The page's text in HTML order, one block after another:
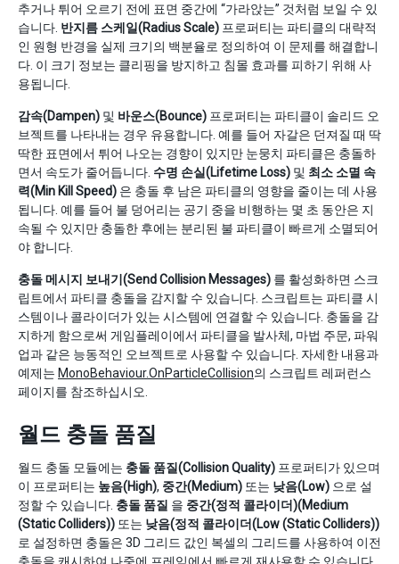
추거나 튀어 오르기 전에 표면 중간에 “가라앉는” 것처럼 보일 수 있
습니다. 반지름 스케일(Radius Scale) 프로퍼티는 파티클의 대략적
인 원형 반경을 실제 크기의 백분율로 정의하여 이 문제를 해결합니
다. 이 크기 정보는 클리핑을 방지하고 침몰 효과를 피하기 위해 사
용됩니다.
감속(Dampen) 및 바운스(Bounce) 프로퍼티는 파티클이 솔리드 오
브젝트를 나타내는 경우 유용합니다. 예를 들어 자갈은 던져질 때 딱
딱한 표면에서 튀어 나오는 경향이 있지만 눈뭉치 파티클은 충돌하
면서 속도가 줄어듭니다. 수명 손실(Lifetime Loss) 및 최소 소멸 속
력(Min Kill Speed) 은 충돌 후 남은 파티클의 영향을 줄이는 데 사용
됩니다. 예를 들어 불 덩어리는 공기 중을 비행하는 몇 초 동안은 지
속될 수 있지만 충돌한 후에는 분리된 불 파티클이 빠르게 소멸되어
야 합니다.
충돌 메시지 보내기(Send Collision Messages) 를 활성화하면 스크
립트에서 파티클 충돌을 감지할 수 있습니다. 스크립트는 파티클 시
스템이나 콜라이더가 있는 시스템에 연결할 수 있습니다. 충돌을 감
지하게 함으로써 게임플레이에서 파티클을 발사체, 마법 주문, 파워
업과 같은 능동적인 오브젝트로 사용할 수 있습니다. 자세한 내용과
예제는 MonoBehaviour.OnParticleCollision의 스크립트 레퍼런스
페이지를 참조하십시오.
월드 충돌 품질
월드 충돌 모듈에는 충돌 품질(Collision Quality) 프로퍼티가 있으며
이 프로퍼티는 높음(High), 중간(Medium) 또는 낮음(Low) 으로 설
정할 수 있습니다. 충돌 품질 을 중간(정적 콜라이더)(Medium
(Static Colliders)) 또는 낮음(정적 콜라이더(Low (Static Colliders))
로 설정하면 충돌은 3D 그리드 값인 복셀의 그리드를 사용하여 이전